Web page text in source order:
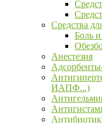
Средства
Боль
Анестезия
ИАПФ...)